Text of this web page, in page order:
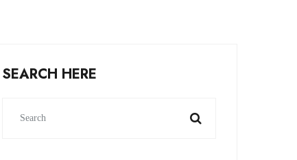
SEARCH HERE